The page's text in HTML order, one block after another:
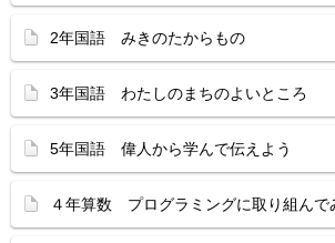
2年国語 みきのたからもの
3年国語 わたしのまちのよいところ
5年国語 偉人から学んで伝えよう
４年算数 プログラミングに取り組んで